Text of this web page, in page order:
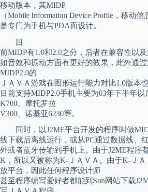
移动版本，其MIDP
（Mobile Information Device Profile，移动
是专门为手机与PDA而设计。
目
前MIDP有1.0和2.0之分，后者在兼容性以
如音效和振动方面有更好的效果，此外通
MIDP2.0的
ＪＡＶＡ游戏在图形运行能力对比1.0版本
目前支持MIDP2.0手机主要为03年下半年
K700、摩托罗拉
V300、诺基亚6230等。
同时，以J2ME平台开发的程序叫做
线下载后离线运行，或从PC通过数据线、红
外或者蓝牙传输到手机上。由于J2ME程序
K，所以又被称为K-ＪＡＶＡ。由于K-ＪＡ
放平台，因此任何程序设计师
甚至程序编写爱好者都能到Sun网站下载